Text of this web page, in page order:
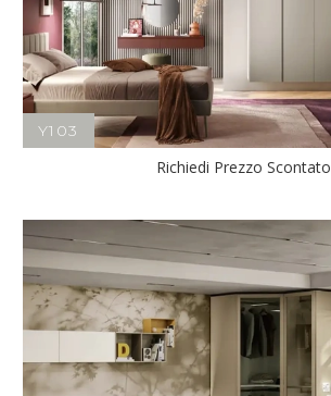
Y103
Richiedi Prezzo Scontato